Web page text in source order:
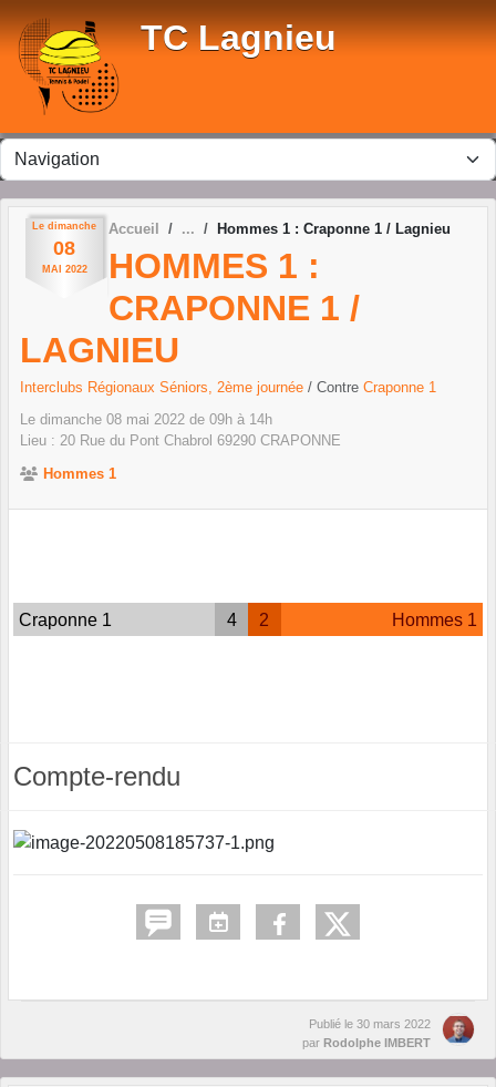
TC Lagnieu
Le dimanche
08
MAI 2022
Accueil Hommes 1 : Craponne 1 / Lagnieu
HOMMES 1 :
CRAPONNE 1 /
LAGNIEU
Interclubs Régionaux Séniors, 2ème journée / Contre Craponne 1
Le dimanche 08 mai 2022 de 09h à 14h
Lieu : 20 Rue du Pont Chabrol 69290 CRAPONNE
Hommes 1
Craponne 1 4 2 Hommes 1
Compte-rendu
Publié le 30 mars 2022
par Rodolphe IMBERT